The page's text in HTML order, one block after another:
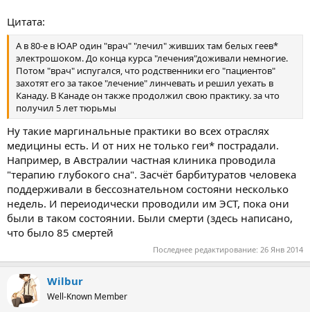
Цитата:
А в 80-е в ЮАР один "врач" "лечил" живших там белых геев*
электрошоком. До конца курса "лечения"доживали немногие.
Потом "врач" испугался, что родственники его "пациентов"
захотят его за такое "лечение" линчевать и решил уехать в
Канаду. В Канаде он также продолжил свою практику. за что
получил 5 лет тюрьмы
Ну такие маргинальные практики во всех отраслях
медицины есть. И от них не только геи* пострадали.
Например, в Австралии частная клиника проводила
"терапию глубокого сна". Засчёт барбитуратов человека
поддерживали в бессознательном состояни несколько
недель. И переиодически проводили им ЭСТ, пока они
были в таком состоянии. Были смерти (здесь написано,
что было 85 смертей
Последнее редактирование: 26 Янв 2014
Wilbur
Well-Known Member